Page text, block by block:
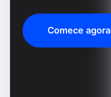
Comece agora